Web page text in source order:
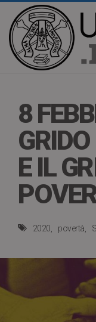
8
E IL
2020 povertà